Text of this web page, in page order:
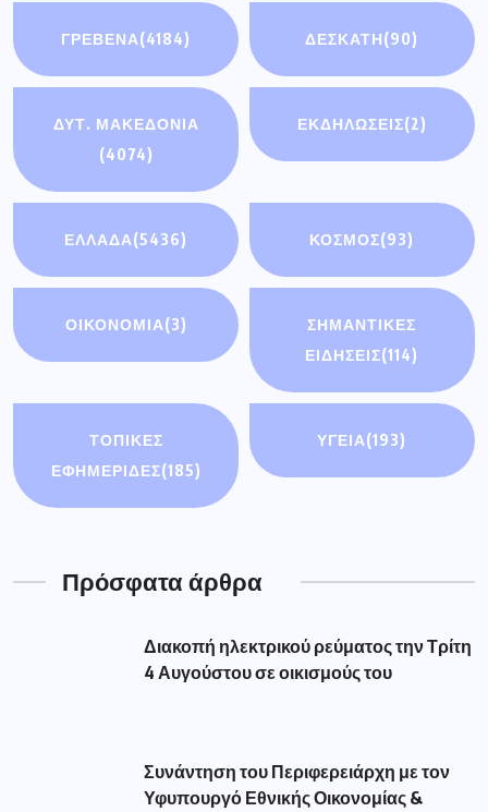
ΓΡΕΒΕΝΑ(4184) ΔΕΣΚΑΤΗ(90)
ΔΥΤ. ΜΑΚΕΔΟΝΙΑ
(4074)
ΕΚΔΗΛΩΣΕΙΣ(2)
ΕΛΛΑΔΑ(5436) ΚΟΣΜΟΣ(93)
ΟΙΚΟΝΟΜΊΑ(3)
ΣΗΜΑΝΤΙΚΈΣ
ΕΙΔΉΣΕΙΣ(114)
ΤΟΠΙΚΕΣ
ΕΦΗΜΕΡΙΔΕΣ(185)
ΥΓΕΙΑ(193)
Πρόσφατα άρθρα
Διακοπή ηλεκτρικού ρεύματος την Τρίτη
4 Αυγούστου σε οικισμούς του
Συνάντηση του Περιφερειάρχη με τον
Υφυπουργό Εθνικής Οικονομίας &